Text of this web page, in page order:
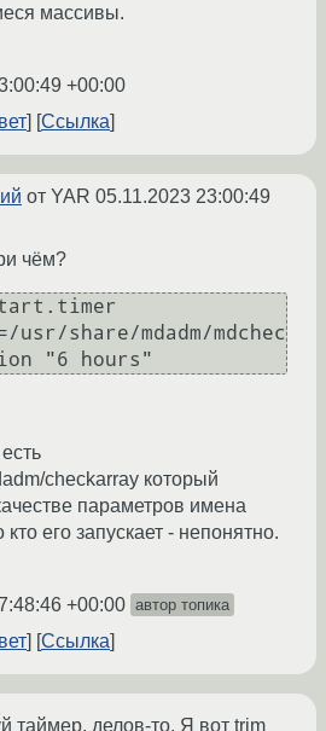
массивы.
+00:00
Ссылка
от YAR 05.11.2023 23:00:49
чём?
usr/share/mdadm/mdchec
checkarray который
параметров имена
его запускает - непонятно.
+00:00 автор топика
Ссылка
таймер, делов-то. Я вот trim